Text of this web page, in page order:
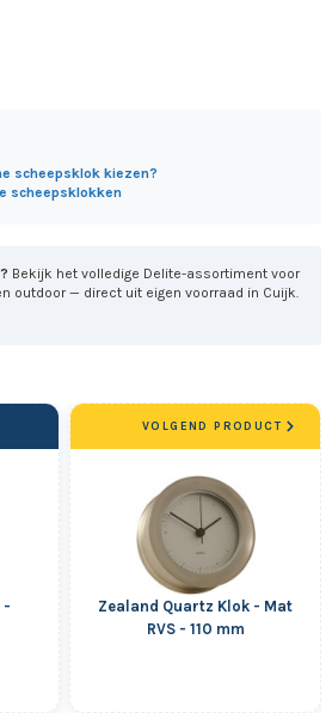
scheepsklok kiezen?
scheepsklokken
Bekijk het volledige Delite-assortiment voor
outdoor — direct uit eigen voorraad in Cuijk.
-
Zealand Quartz Klok - Mat
RVS - 110 mm
VOLGEND PRODUCT